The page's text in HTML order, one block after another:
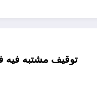
توقيف مشتبه فيه